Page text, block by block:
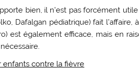
bien, il n’est pas forcément
Dafalgan pédiatrique) fait
est également efficace, mais en
enfants contre la fièvre